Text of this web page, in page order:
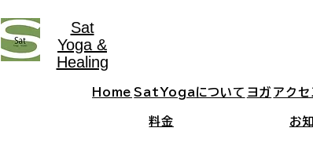
Sat
Yoga &
Healing
Home SatYogaについて ヨガ アクセ
料金 お